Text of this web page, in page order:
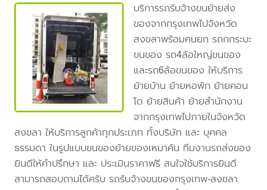
บริการรถรับจ้างขนย้ายส่ง
ของจากกรุงเทพไปจังหวัด
สงขลาพร้อมคนยก รถกกระบะ
ขนของ รถ4ล้อใหญ่ขนของ
และรถ6ล้อขนของ ให้บริการ
ย้ายบ้าน ย้ายหอพัก ย้ายคอน
โด ย้ายสินค้า ย้ายสำนักงาน
จากกรุงเทพไปภายในจังหวัด
สงขลา ให้บริการลูกค้าทุกประเภท ทั้งบริษัท และ บุคคล
ธรรมดา ในรูปแบบขนของย้ายของเหมาคัน ทีมงานรถส่งของ
ยินดีให้คำปรึกษา และ ประเมินราคาฟรี สนใจใช้บริการยินดี
สามารถสอบถามได้ครับ รถรับจ้างขนของกรุงเทพ-สงขลา